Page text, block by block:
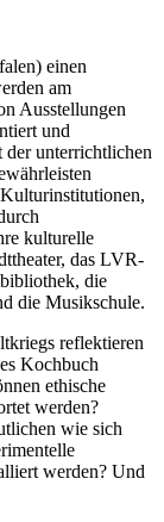
einen
am
Ausstellungen
und
der unterrichtlichen
kulturelle
das LVR-
die
die Musikschule.
reflek­tieren
Kochbuch
ethische
werden?
wie sich
werden? Und